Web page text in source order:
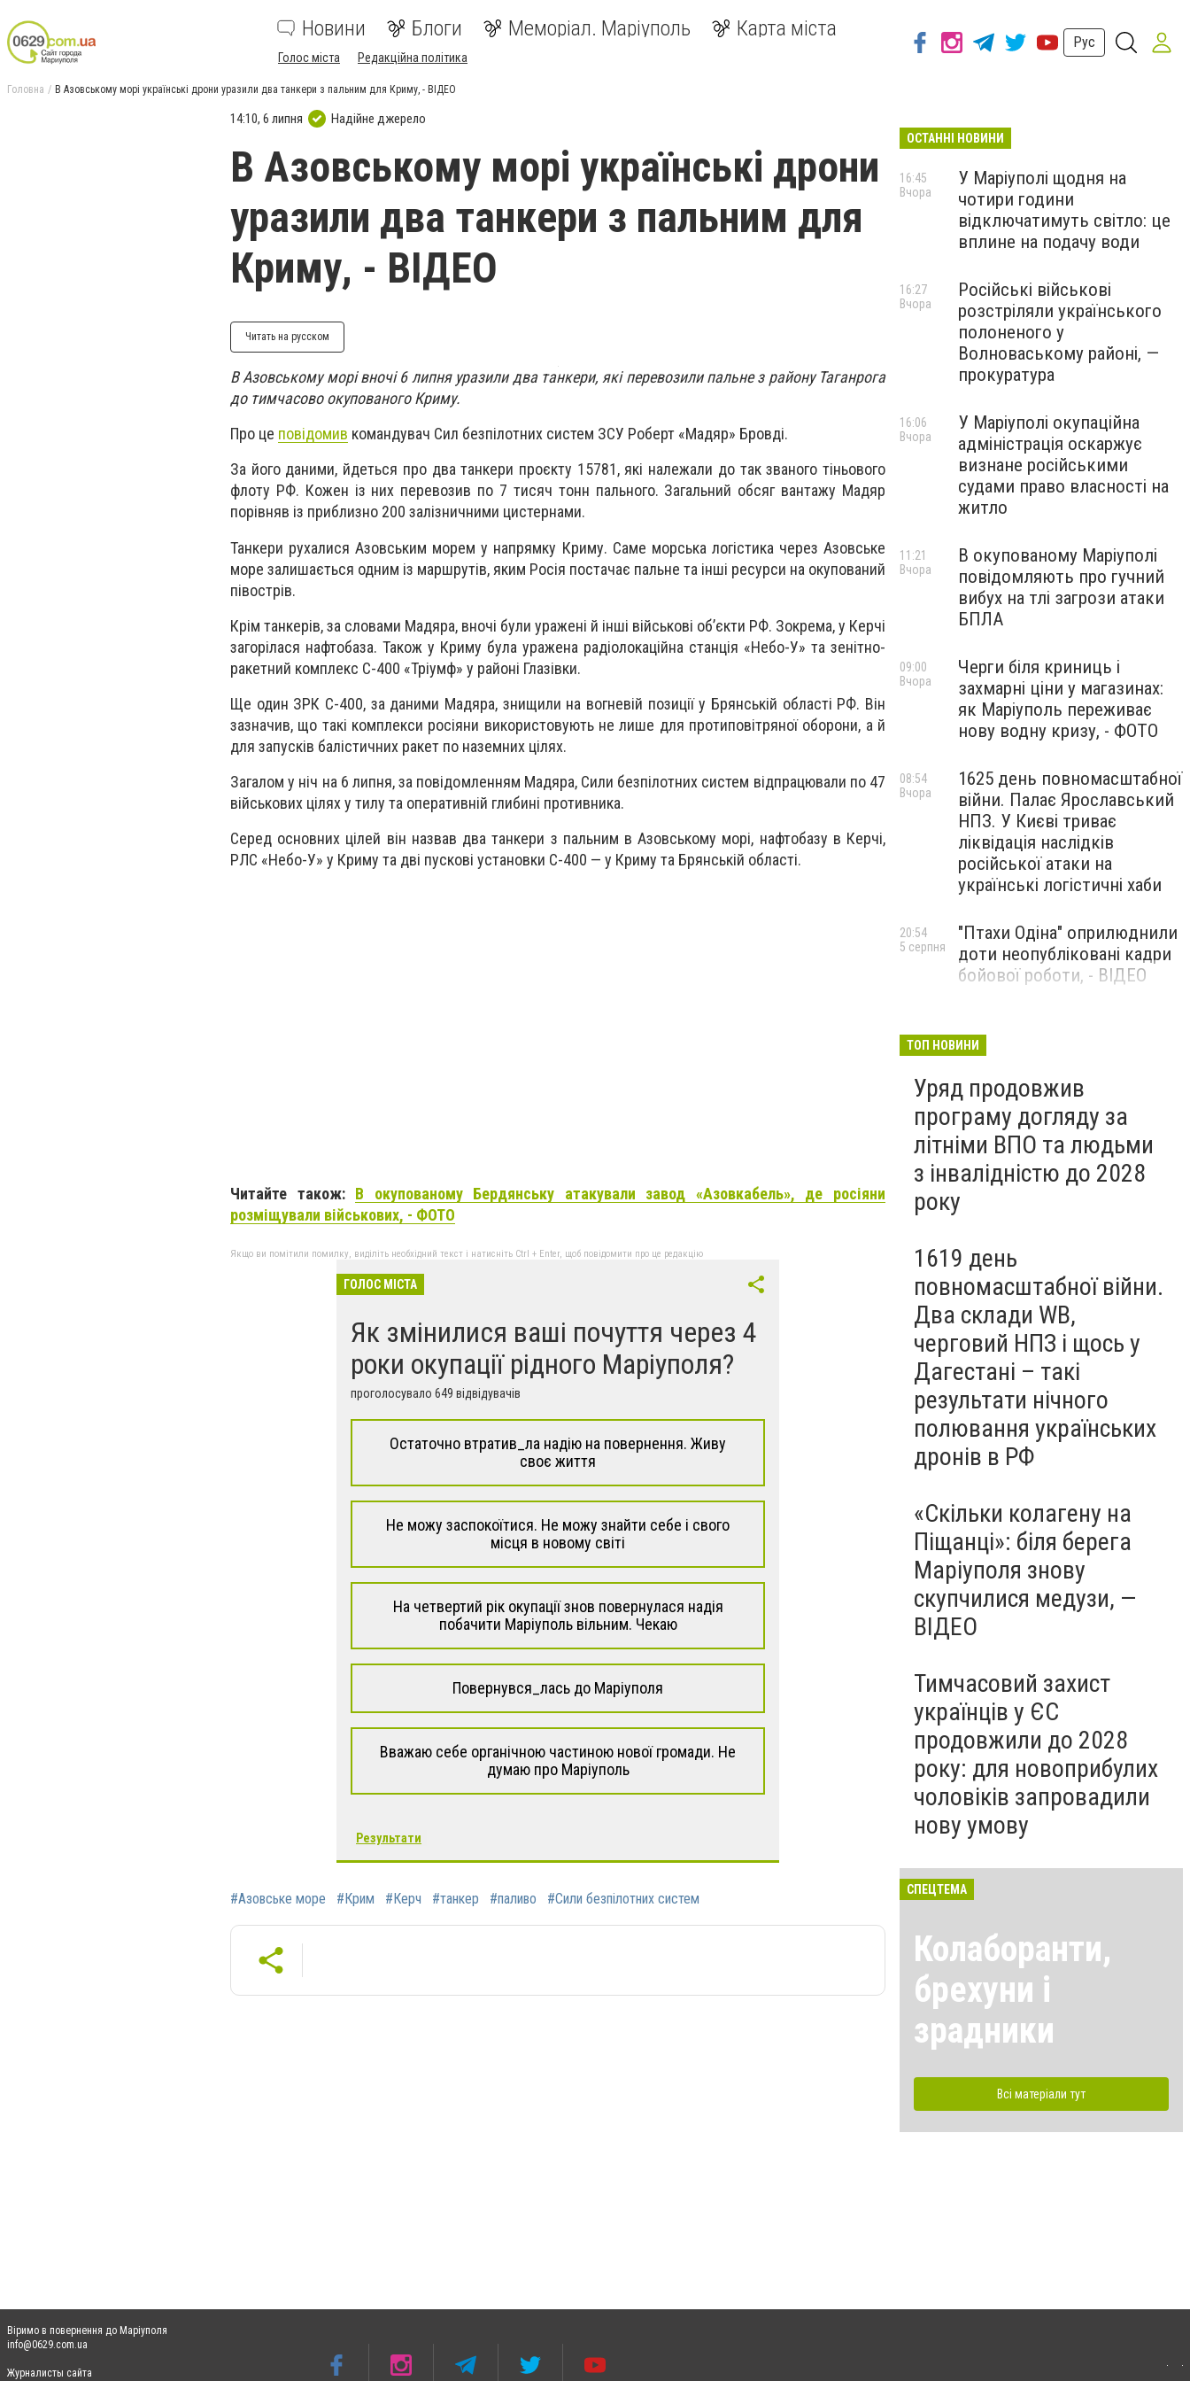
Новини Блоги Меморіал. Маріуполь Карта міста
Голос міста Редакційна політика
Рус
Головна В Азовському морі українські дрони уразили два танкери з пальним для Криму, - ВІДЕО
14:10, 6 липня Надійне джерело
В Азовському морі українські дрони
уразили два танкери з пальним для
Криму, - ВІДЕО
Читать на русском
В Азовському морі вночі 6 липня уразили два танкери, які перевозили пальне з району Таганрога
до тимчасово окупованого Криму.
Про це повідомив командувач Сил безпілотних систем ЗСУ Роберт «Мадяр» Бровді.
За його даними, йдеться про два танкери проєкту 15781, які належали до так званого тіньового
флоту РФ. Кожен із них перевозив по 7 тисяч тонн пального. Загальний обсяг вантажу Мадяр
порівняв із приблизно 200 залізничними цистернами.
Танкери рухалися Азовським морем у напрямку Криму. Саме морська логістика через Азовське
море залишається одним із маршрутів, яким Росія постачає пальне та інші ресурси на окупований
півострів.
Крім танкерів, за словами Мадяра, вночі були уражені й інші військові об’єкти РФ. Зокрема, у Керчі
загорілася нафтобаза. Також у Криму була уражена радіолокаційна станція «Небо-У» та зенітно-
ракетний комплекс С-400 «Тріумф» у районі Глазівки.
Ще один ЗРК С-400, за даними Мадяра, знищили на вогневій позиції у Брянській області РФ. Він
зазначив, що такі комплекси росіяни використовують не лише для протиповітряної оборони, а й
для запусків балістичних ракет по наземних цілях.
Загалом у ніч на 6 липня, за повідомленням Мадяра, Сили безпілотних систем відпрацювали по 47
військових цілях у тилу та оперативній глибині противника.
Серед основних цілей він назвав два танкери з пальним в Азовському морі, нафтобазу в Керчі,
РЛС «Небо-У» у Криму та дві пускові установки С-400 — у Криму та Брянській області.
Читайте також: В окупованому Бердянську атакували завод «Азовкабель», де росіяни
розміщували військових, - ФОТО
Якщо ви помітили помилку, виділіть необхідний текст і натисніть Ctrl + Enter, щоб повідомити про це редакцію
ГОЛОС МІСТА
Як змінилися ваші почуття через 4
роки окупації рідного Маріуполя?
проголосувало 649 відвідувачів
Остаточно втратив_ла надію на повернення. Живу
своє життя
Не можу заспокоїтися. Не можу знайти себе і свого
місця в новому світі
На четвертий рік окупації знов повернулася надія
побачити Маріуполь вільним. Чекаю
Повернувся_лась до Маріуполя
Вважаю себе органічною частиною нової громади. Не
думаю про Маріуполь
Результати
#Азовське море #Крим #Керч #танкер #паливо #Сили безпілотних систем
ОСТАННІ НОВИНИ
У Маріуполі щодня на
чотири години
відключатимуть світло: це
вплине на подачу води
16:45
Вчора
Російські військові
розстріляли українського
полоненого у
Волноваському районі, —
прокуратура
16:27
Вчора
У Маріуполі окупаційна
адміністрація оскаржує
визнане російськими
судами право власності на
житло
16:06
Вчора
В окупованому Маріуполі
повідомляють про гучний
вибух на тлі загрози атаки
БПЛА
11:21
Вчора
Черги біля криниць і
захмарні ціни у магазинах:
як Маріуполь переживає
нову водну кризу, - ФОТО
09:00
Вчора
1625 день повномасштабної
війни. Палає Ярославський
НПЗ. У Києві триває
ліквідація наслідків
російської атаки на
українські логістичні хаби
08:54
Вчора
"Птахи Одіна" оприлюднили
доти неопубліковані кадри
бойової роботи, - ВІДЕО
20:54
5 серпня
Бєдняков зіграє тата
новому українському
фільмі, - ФОТО
5 серпня
ТОП НОВИНИ
Уряд продовжив
програму догляду за
літніми ВПО та людьми
з інвалідністю до 2028
року
1619 день
повномасштабної війни.
Два склади WB,
черговий НПЗ і щось у
Дагестані – такі
результати нічного
полювання українських
дронів в РФ
«Скільки колагену на
Піщанці»: біля берега
Маріуполя знову
скупчилися медузи, —
ВІДЕО
Тимчасовий захист
українців у ЄС
продовжили до 2028
року: для новоприбулих
чоловіків запровадили
нову умову
СПЕЦТЕМА
Колаборанти,
брехуни і
зрадники
Всі матеріали тут
Віримо в повернення до Маріуполя
info@0629.com.ua
Журналисты сайта